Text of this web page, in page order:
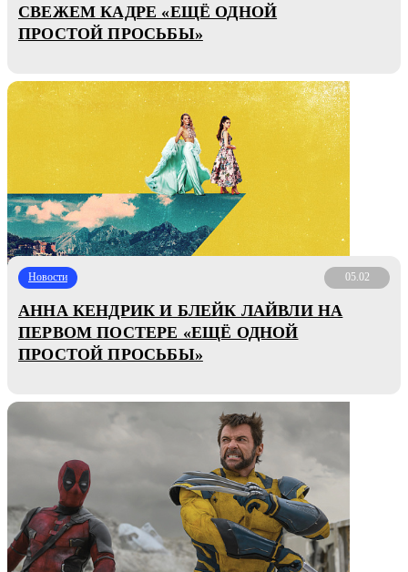
СВЕЖЕМ КАДРЕ «ЕЩЁ ОДНОЙ
ПРОСТОЙ ПРОСЬБЫ»
Новости 05.02
АННА КЕНДРИК И БЛЕЙК ЛАЙВЛИ НА
ПЕРВОМ ПОСТЕРЕ «ЕЩЁ ОДНОЙ
ПРОСТОЙ ПРОСЬБЫ»